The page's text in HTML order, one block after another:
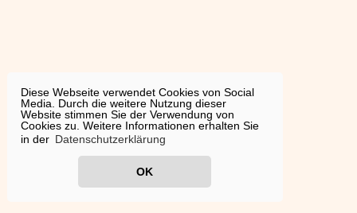
Diese Webseite verwendet Cookies von Social
Media. Durch die weitere Nutzung dieser
Website stimmen Sie der Verwendung von
Cookies zu. Weitere Informationen erhalten Sie
in der Datenschutzerklärung
OK